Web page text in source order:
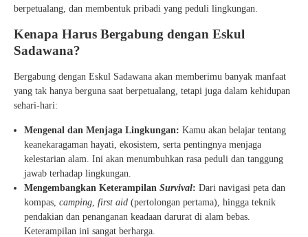
berpetualang, dan membentuk pribadi yang peduli lingkungan.
Kenapa Harus Bergabung dengan Eskul
Sadawana?
Bergabung dengan Eskul Sadawana akan memberimu banyak manfaat
yang tak hanya berguna saat berpetualang, tetapi juga dalam kehidupan
sehari-hari:
Mengenal dan Menjaga Lingkungan: Kamu akan belajar tentang
keanekaragaman hayati, ekosistem, serta pentingnya menjaga
kelestarian alam. Ini akan menumbuhkan rasa peduli dan tanggung
jawab terhadap lingkungan.
Mengembangkan Keterampilan Survival: Dari navigasi peta dan
kompas, camping first aid (pertolongan pertama), hingga teknik
pendakian dan penanganan keadaan darurat di alam bebas.
Keterampilan ini sangat berharga.